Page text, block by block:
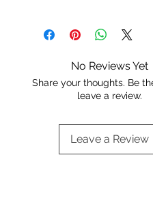
marca.
embalagem aqui:
oferta
No Reviews Yet
Share your thoughts. Be
leave a review.
Leave a Review